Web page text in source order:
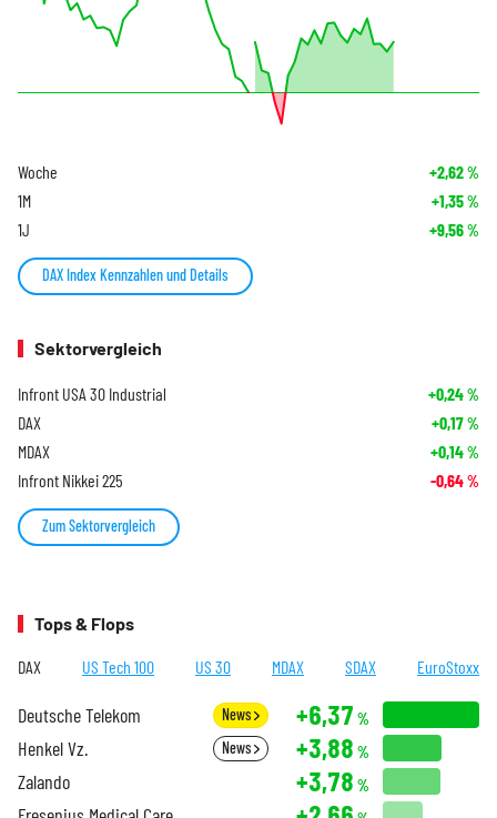
Woche +2,62%
1M +1,35%
1J +9,56%
DAX Index Kennzahlen und Details
Sektorvergleich
Infront USA 30 Industrial +0,24%
DAX +0,17%
MDAX +0,14%
Infront Nikkei 225 -0,64%
Zum Sektorvergleich
Tops & Flops
DAX US Tech 100 US 30 MDAX SDAX EuroStoxx
Deutsche Telekom News +6,37 %
Henkel Vz. News +3,88 %
Zalando +3,78 %